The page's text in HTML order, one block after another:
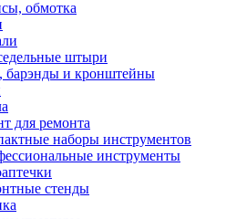
обмотка
штыри
барэнды и кронштейны
для ремонта
наборы инструментов
инструменты
стенды